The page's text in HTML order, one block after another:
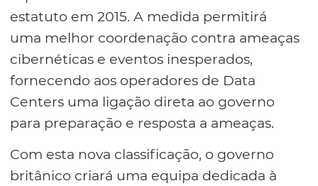
estatuto em 2015. A medida permitirá
uma melhor coordenação contra ameaças
cibernéticas e eventos inesperados,
fornecendo aos operadores de Data
Centers uma ligação direta ao governo
para preparação e resposta a ameaças.
Com esta nova classificação, o governo
britânico criará uma equipa dedicada à